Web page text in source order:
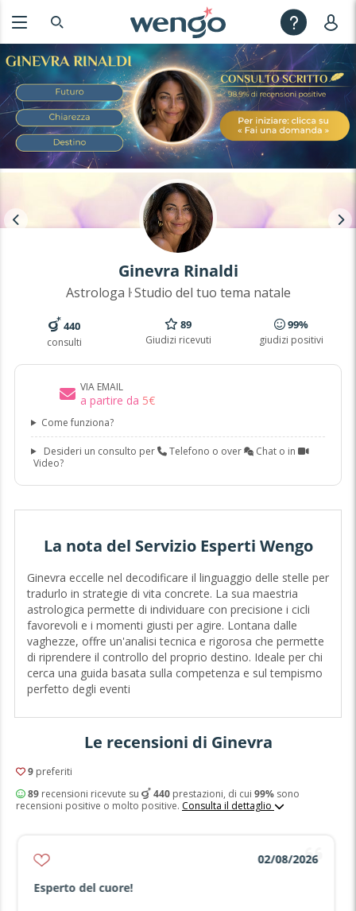
Ginevra Rinaldi
Astrologa ŀ Studio del tuo tema natale
440
consulti
89
Giudizi ricevuti
99%
giudizi positivi
VIA EMAIL
a partire da 5€
Come funziona?
Desideri un consulto per Telefono o over
Chat o in
Video?
La nota del Servizio Esperti Wengo
Ginevra eccelle nel decodificare il linguaggio delle stelle per
tradurlo in strategie di vita concrete. La sua maestria
astrologica permette di individuare con precisione i cicli
favorevoli e i momenti giusti per agire. Lontana dalle
vaghezze, offre un'analisi tecnica e rigorosa che permette
di riprendere il controllo del proprio destino. Ideale per chi
cerca una guida basata sulla competenza e sul tempismo
perfetto degli eventi
Le recensioni di Ginevra
9preferiti
89recensioni ricevute su 440prestazioni, di cui 99%sono
recensioni positive o molto positive. Consulta il dettaglio
Esperto del cuore!
02/08/2026